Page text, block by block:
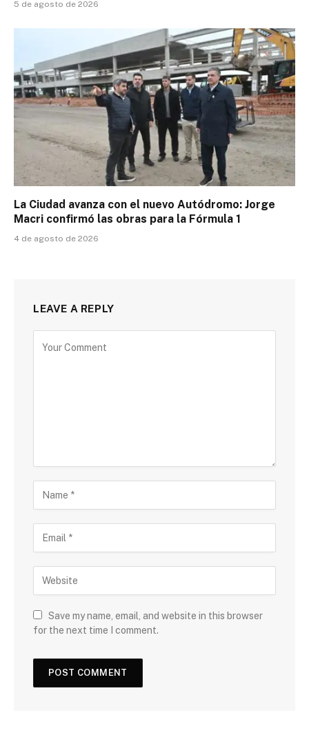
5 de agosto de 2026
La Ciudad avanza con el nuevo Autódromo: Jorge
Macri confirmó las obras para la Fórmula 1
4 de agosto de 2026
LEAVE A REPLY
Save my name, email, and website in this browser
for the next time I comment.